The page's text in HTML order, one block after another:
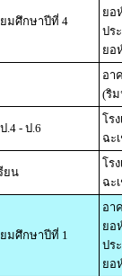
มศึกษาปีที่ 4
ยอ
ปร
ยอ
อา
(ริม
- ป.6
โร
ฉะ
ยน
โร
ฉะ
มศึกษาปีที่ 1
อา
ยอ
ปร
ยอ